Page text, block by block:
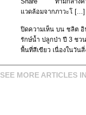
แวดล้อมจากภาวะโ
ปิดความเห็น บน ชลิต อิ
รักษ์น้ำ ปลูกป่า ปี 3 ชว
พื้นที่สีเขียว เนื่องในวัน
SEE MORE ARTICLES